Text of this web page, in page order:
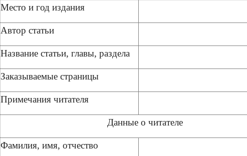
Место и год издания
Автор статьи
Название статьи, главы, раздела
Заказываемые страницы
Примечания читателя
Данные о читателе
Фамилия, имя, отчество